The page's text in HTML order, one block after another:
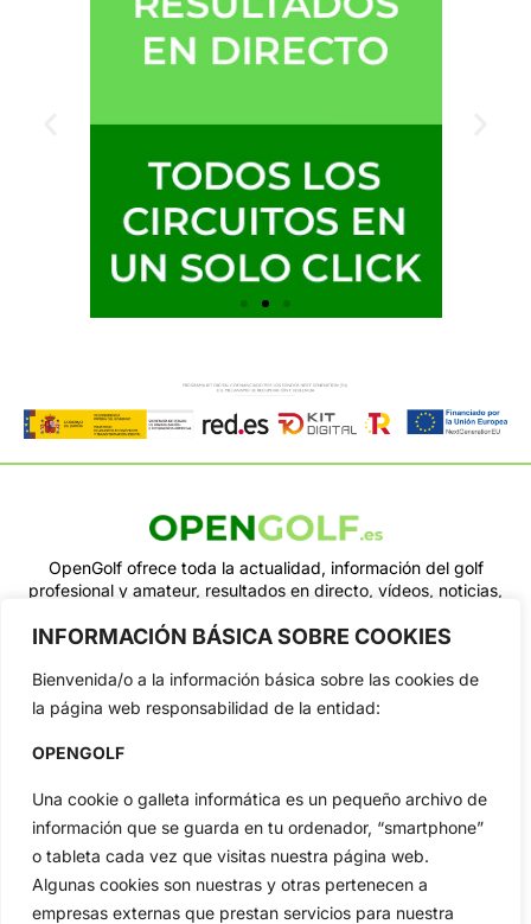
INFORMACIÓN BÁSICA SOBRE COOKIES
Bienvenida/o a la información básica sobre las cookies de
la página web responsabilidad de la entidad:
OPENGOLF
Una cookie o galleta informática es un pequeño archivo de
información que se guarda en tu ordenador, “smartphone”
o tableta cada vez que visitas nuestra página web.
Algunas cookies son nuestras y otras pertenecen a
empresas externas que prestan servicios para nuestra
OpenGolf ofrece toda la actualidad, información del golf
profesional y amateur, resultados en directo, vídeos, noticias,
Tour...
Categorias
Inicio
Circuitos
Especiales
Jon Rahm
Vídeos
De Interés
Compañía
Aviso Legal